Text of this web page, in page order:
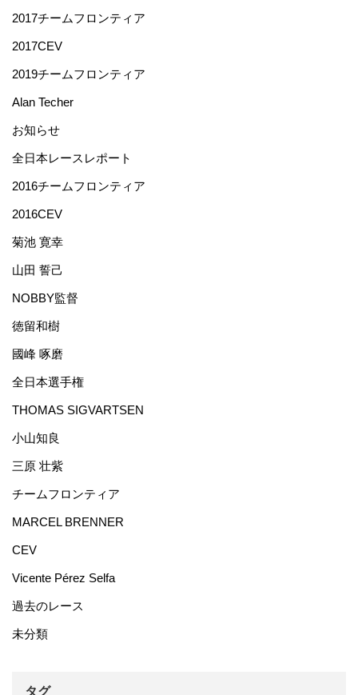
2017チームフロンティア
2017CEV
2019チームフロンティア
Alan Techer
お知らせ
全日本レースレポート
2016チームフロンティア
2016CEV
菊池 寛幸
山田 誓己
NOBBY監督
徳留和樹
國峰 啄磨
全日本選手権
THOMAS SIGVARTSEN
小山知良
三原 壮紫
チームフロンティア
MARCEL BRENNER
CEV
Vicente Pérez Selfa
過去のレース
未分類
タグ